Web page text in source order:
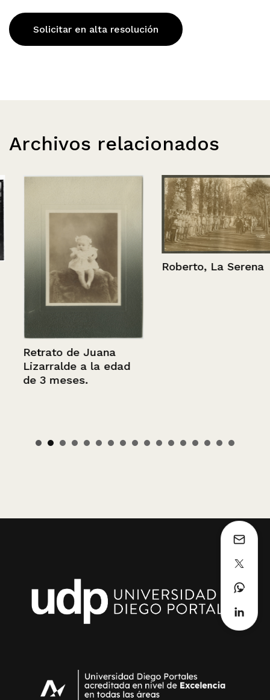
Solicitar en alta resolución
Archivos relacionados
Retrato de Juana
Lizarralde a la edad
de 3 meses.
Roberto, La Serena